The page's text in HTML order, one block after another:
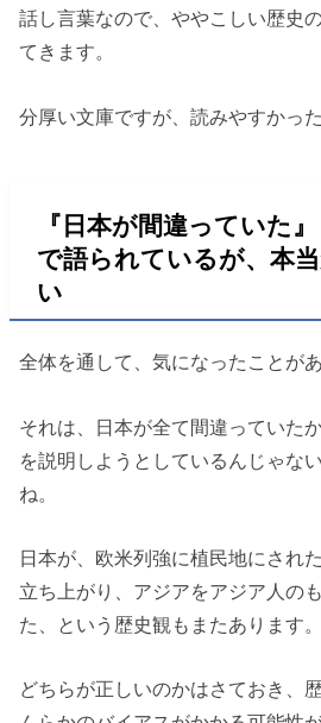
話し言葉なので、ややこしい歴史
てきます。
分厚い文庫ですが、読みやすかった
『日本が間違っていた
で語られているが、本
い
全体を通して、気になったことがあ
それは、日本が全て間違っていた
を説明しようとしているんじゃな
ね。
日本が、欧米列強に植民地にされ
立ち上がり、アジアをアジア人の
た、という歴史観もまたあります。
どちらが正しいのかはさておき、